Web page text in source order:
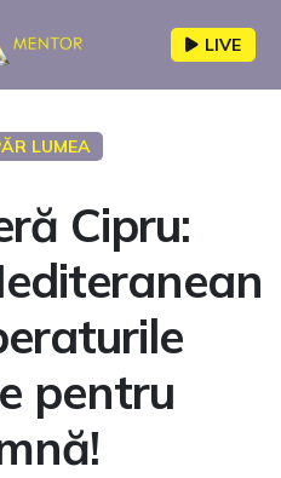
LIVE
LUMEA
Cipru:
pentru